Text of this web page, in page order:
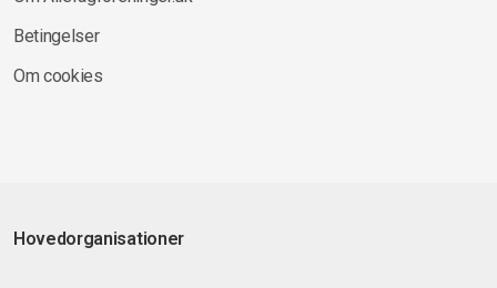
Betingelser
Om cookies
Hovedorganisationer